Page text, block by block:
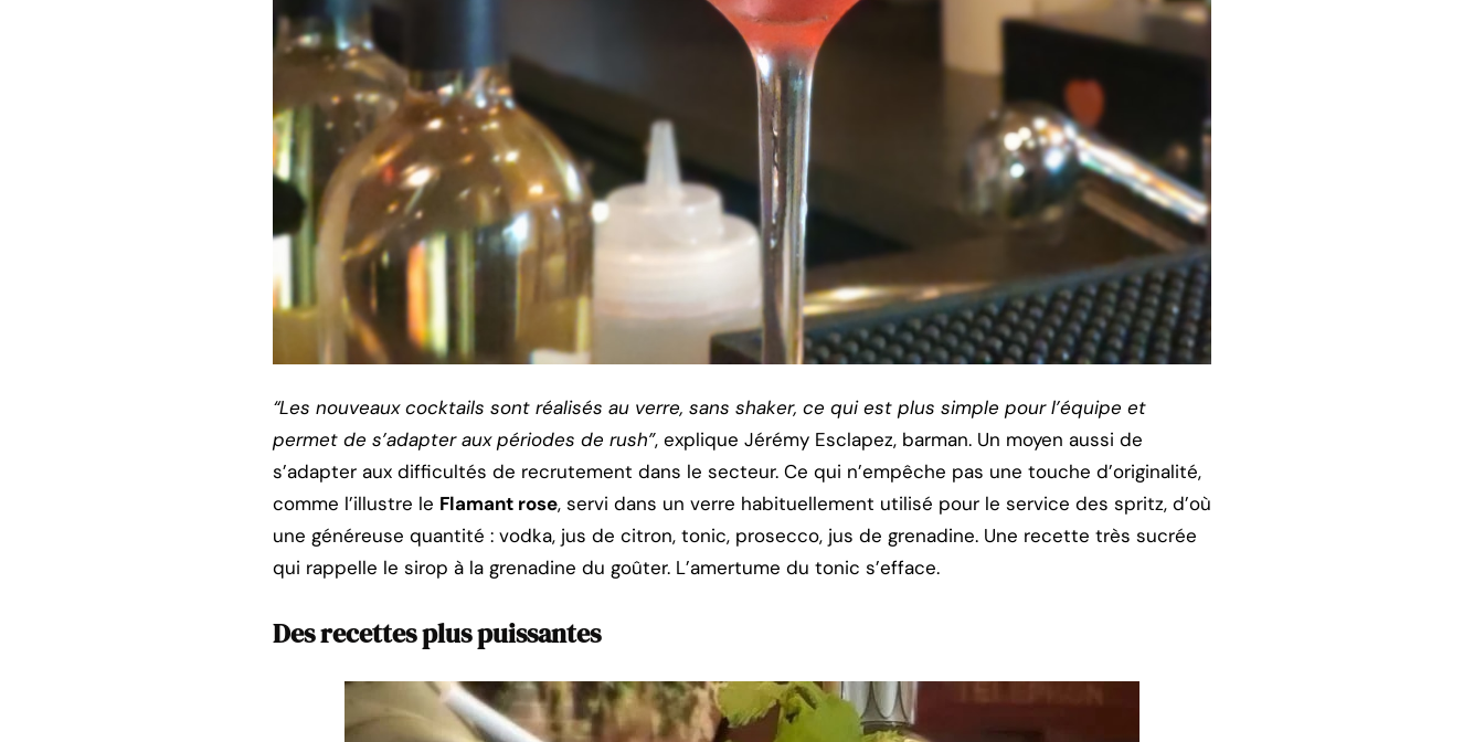
“Les nouveaux cocktails sont réalisés au verre, sans shaker, ce qui est plus simple pour l’équipe et
permet de s’adapter aux périodes de rush”, explique Jérémy Esclapez, barman. Un moyen aussi de
s’adapter aux difficultés de recrutement dans le secteur. Ce qui n’empêche pas une touche d’originalité,
comme l’illustre le Flamant rose, servi dans un verre habituellement utilisé pour le service des spritz, d’où
une généreuse quantité : vodka, jus de citron, tonic, prosecco, jus de grenadine. Une recette très sucrée
qui rappelle le sirop à la grenadine du goûter. L’amertume du tonic s’efface.
Des recettes plus puissantes